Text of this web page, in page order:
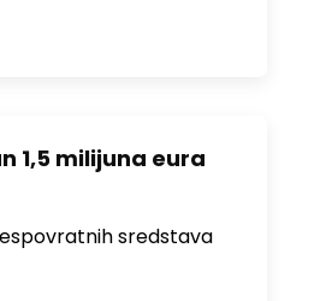
1,5 milijuna eura
sredstava